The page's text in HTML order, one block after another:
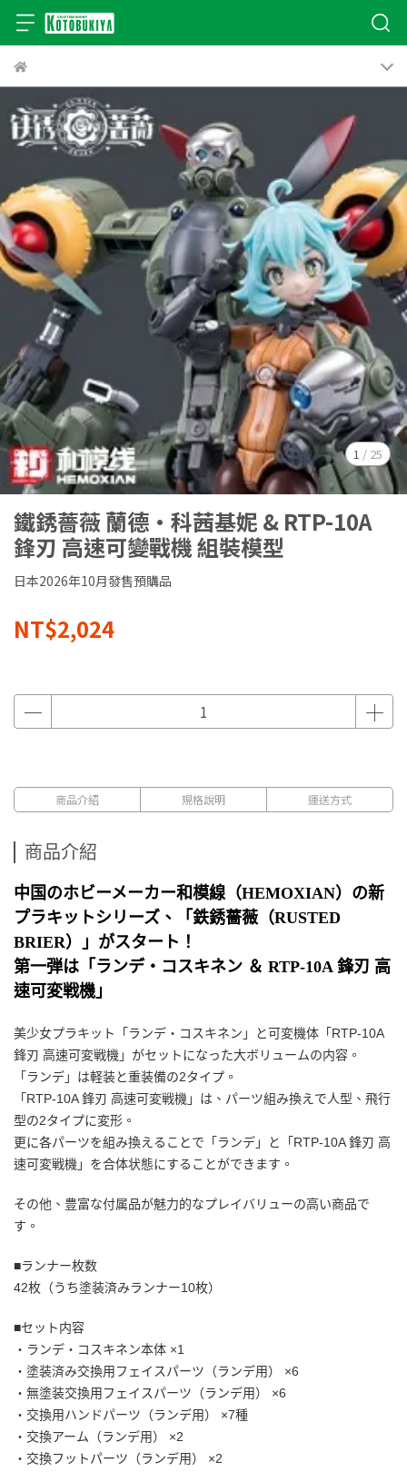
1 / 25
鐵銹薔薇 蘭德·科茜基妮 & RTP-10A
鋒刃 高速可變戰機 組裝模型
日本2026年10月發售預購品
NT$2,024
商品介紹 規格說明 運送方式
商品介紹
中国のホビーメーカー和模線（HEMOXIAN）の新
プラキットシリーズ、「鉄銹薔薇（RUSTED
BRIER）」がスタート！
第一弾は「ランデ・コスキネン ＆ RTP-10A 鋒刃 高
速可変戦機」
美少女プラキット「ランデ・コスキネン」と可変機体「RTP-10A
鋒刃 高速可変戦機」がセットになった大ボリュームの内容。
「ランデ」は軽装と重装備の2タイプ。
「RTP-10A 鋒刃 高速可変戦機」は、パーツ組み換えで人型、飛行
型の2タイプに変形。
更に各パーツを組み換えることで「ランデ」と「RTP-10A 鋒刃 高
速可変戦機」を合体状態にすることができます。
その他、豊富な付属品が魅力的なプレイバリューの高い商品で
す。
■ランナー枚数
42枚（うち塗装済みランナー10枚）
■セット内容
・ランデ・コスキネン本体 ×1
・塗装済み交換用フェイスパーツ（ランデ用） ×6
・無塗装交換用フェイスパーツ（ランデ用） ×6
・交換用ハンドパーツ（ランデ用） ×7種
・交換アーム（ランデ用） ×2
・交換フットパーツ（ランデ用） ×2